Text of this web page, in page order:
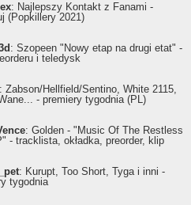
: Najlepszy Kontakt z Fanami -
(Popkillery 2021)
: Szopeen "Nowy etap na drugi etat" -
i teledysk
: Żabson/Hellfield/Sentino, White 2115,
- premiery tygodnia (PL)
: Golden - "Music Of The Restless
- tracklista, okładka, preorder, klip
: Kurupt, Too Short, Tyga i inni -
tygodnia